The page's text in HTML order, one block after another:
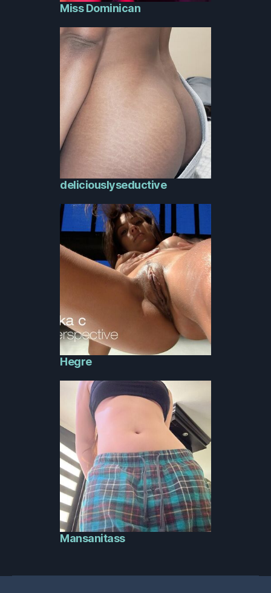
Miss Dominican
deliciouslyseductive
Hegre
Mansanitass